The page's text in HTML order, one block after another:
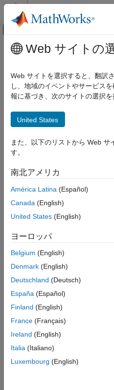
コンテンツへスキップ
オフキャンバス
ドキュメンテーションのホーム
環境と設定
起動と終了
finish
項目一覧
説明
ヒント
メインコンテンツ
finish
MATLABのユーザー定義終了
構文
説明
MATLAB
® は、検索パス上にあ
す。実行可能ファイルの拡張子
どがあります。MATLAB は、
finish(定義されている場合) を
Microsoft
クトップの [閉じる] ボタ
ラットフォーム上で同等
MATLAB 検索パス上の
を作成します。終了時に実行
finish スクリプトでエラーが発
で、ワークスペースを失うこ
ます。
Web サイトの
Web サイトを選択すると、翻訳
し、地域のイベントやサービス
報に基づき、次のサイトの選択
United States
また、以下のリストから Web サ
す。
南北アメリカ
América Latina (Español)
Canada (English)
United States (English)
ヨーロッパ
Belgium (English)
Denmark (English)
Deutschland (Deutsch)
España (Español)
Finland (English)
France (Français)
Ireland (English)
Italia (Italiano)
Luxembourg (English)